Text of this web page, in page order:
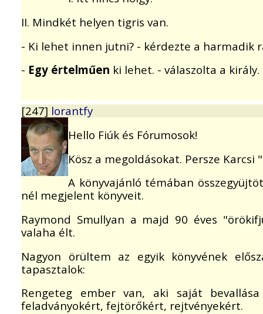
II. Mindkét helyen tigris van.
- Ki lehet innen jutni? - kérdezte a harmadik
- Egy értelműen ki lehet. - válaszolta a király.
[247] lorantfy
Hello Fiúk és Fórumosok!
Kösz a megoldásokat. Persze
A könyvajánló témában
nél megjelent könyveit.
Raymond Smullyan a majd 90 éves
valaha élt.
Nagyon örültem az egyik könyvének
tapasztalok:
Rengeteg ember van, aki saját
feladványokért, fejtörőkért, rejtvényekért.